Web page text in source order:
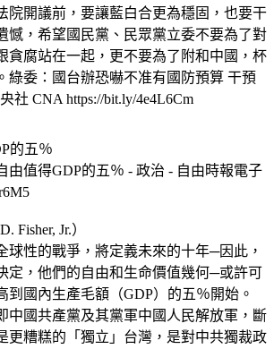
院開議前，要讓藍白合更為穩固，也要干
憾，希望國民黨、民眾黨立委不要為了對
貪腐站在一起，更不要為了附和中國，杯
綠委：國台辦恐嚇不准有國防預算 干預
社 CNA https://bit.ly/4e4L6Cm
的五％
由值得GDP的五％ - 政治 - 自由時報電子
Fisher, Jr.）
球性的戰爭，將定義未來的十年─因此，
定，他們的自由和生命價值幾何─或許可
到國內生產毛額（GDP）的五％開始。
中國共產黨及其黨軍中國人民解放軍，斷
更糟糕的「獨立」台灣，是對中共獨裁政